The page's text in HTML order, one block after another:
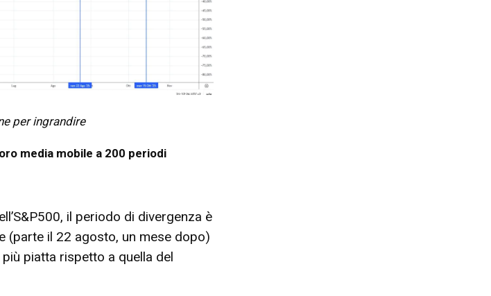
per ingrandire
media mobile a 200 periodi
il periodo di divergenza è
(parte il 22 agosto, un mese dopo)
piatta rispetto a quella del